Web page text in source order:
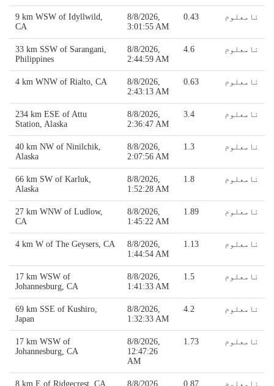
9 km WSW of Idyllwild,
CA
8/8/2026,
3:01:55 AM
0.43 نامعلوم
33 km SSW of Sarangani,
Philippines
8/8/2026,
2:44:59 AM
4.6 نامعلوم
4 km WNW of Rialto, CA
8/8/2026,
2:43:13 AM
0.63 نامعلوم
234 km ESE of Attu
Station, Alaska
8/8/2026,
2:36:47 AM
3.4 نامعلوم
40 km NW of Ninilchik,
Alaska
8/8/2026,
2:07:56 AM
1.3 نامعلوم
66 km SW of Karluk,
Alaska
8/8/2026,
1:52:28 AM
1.8 نامعلوم
27 km WNW of Ludlow,
CA
8/8/2026,
1:45:22 AM
1.89 نامعلوم
4 km W of The Geysers, CA
8/8/2026,
1:44:54 AM
1.13 نامعلوم
17 km WSW of
Johannesburg, CA
8/8/2026,
1:41:33 AM
1.5 نامعلوم
69 km SSE of Kushiro,
Japan
8/8/2026,
1:32:33 AM
4.2 نامعلوم
17 km WSW of
Johannesburg, CA
8/8/2026,
12:47:26
AM
1.73 نامعلوم
8 km E of Ridgecrest, CA 8/8/2026, 0.87 نامعلوم